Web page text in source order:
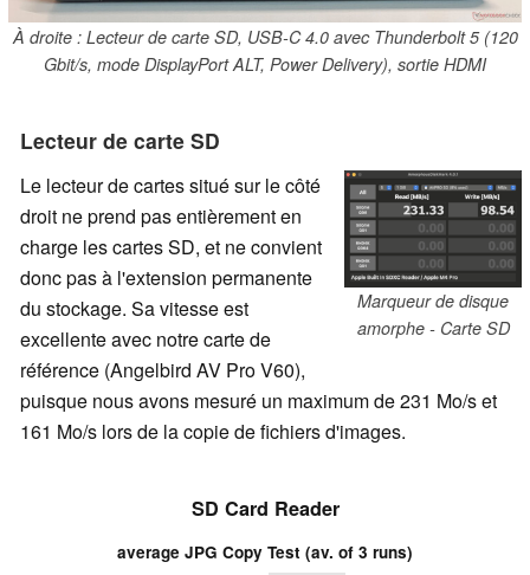
À droite : Lecteur de carte SD, USB-C 4.0 avec Thunderbolt 5 (120
Gbit/s, mode DisplayPort ALT, Power Delivery), sortie HDMI
Lecteur de carte SD
Marqueur de disque
amorphe - Carte SD
Le lecteur de cartes situé sur le côté
droit ne prend pas entièrement en
charge les cartes SD, et ne convient
donc pas à l'extension permanente
du stockage. Sa vitesse est
excellente avec notre carte de
référence (Angelbird AV Pro V60),
puisque nous avons mesuré un maximum de 231 Mo/s et
161 Mo/s lors de la copie de fichiers d'images.
SD Card Reader
average JPG Copy Test (av. of 3 runs)